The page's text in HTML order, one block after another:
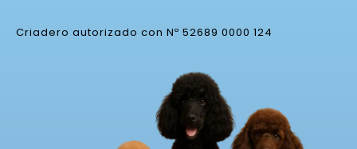
Criadero autorizado con Nº 52689 0000 124